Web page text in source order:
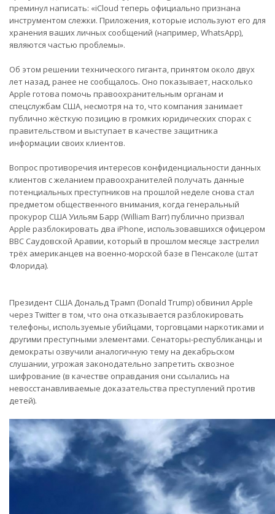
преминул написать: «iCloud теперь официально признана
инструментом слежки. Приложения, которые используют его для
хранения ваших личных сообщений (например, WhatsApp),
являются частью проблемы».
Об этом решении технического гиганта, принятом около двух
лет назад, ранее не сообщалось. Оно показывает, насколько
Apple готова помочь правоохранительным органам и
спецслужбам США, несмотря на то, что компания занимает
публично жёсткую позицию в громких юридических спорах с
правительством и выступает в качестве защитника
информации своих клиентов.
Вопрос противоречия интересов конфиденциальности данных
клиентов с желанием правоохранителей получать данные
потенциальных преступников на прошлой неделе снова стал
предметом общественного внимания, когда генеральный
прокурор США Уильям Барр (William Barr) публично призвал
Apple разблокировать два iPhone, использовавшихся офицером
ВВС Саудовской Аравии, который в прошлом месяце застрелил
трёх американцев на военно-морской базе в Пенсаколе (штат
Флорида).
Президент США Дональд Трамп (Donald Trump) обвинил Apple
через Twitter в том, что она отказывается разблокировать
телефоны, используемые убийцами, торговцами наркотиками и
другими преступными элементами. Сенаторы-республиканцы и
демократы озвучили аналогичную тему на декабрьском
слушании, угрожая законодательно запретить сквозное
шифрование (в качестве оправдания они ссылались на
невосстанавливаемые доказательства преступлений против
детей).